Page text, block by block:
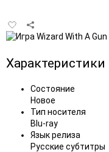
Добавить
в
Характеристики
Состояние
Новое
Тип носителя
Blu-ray
Язык релиза
Русские субтитры